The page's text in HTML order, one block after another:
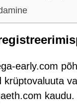
early.com
krüptovaluuta